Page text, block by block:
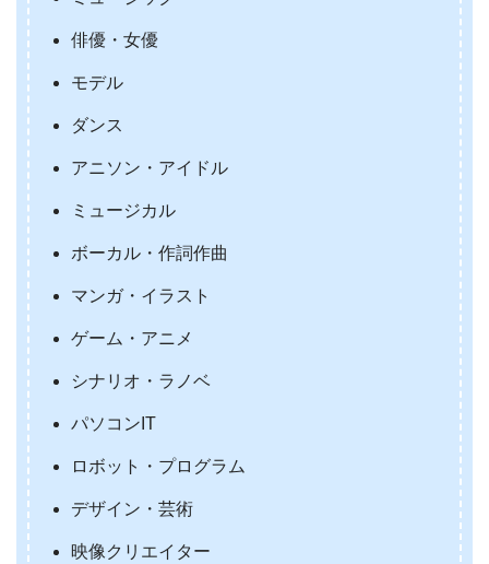
俳優・女優
モデル
ダンス
アニソン・アイドル
ミュージカル
ボーカル・作詞作曲
マンガ・イラスト
ゲーム・アニメ
シナリオ・ラノベ
パソコンIT
ロボット・プログラム
デザイン・芸術
映像クリエイター